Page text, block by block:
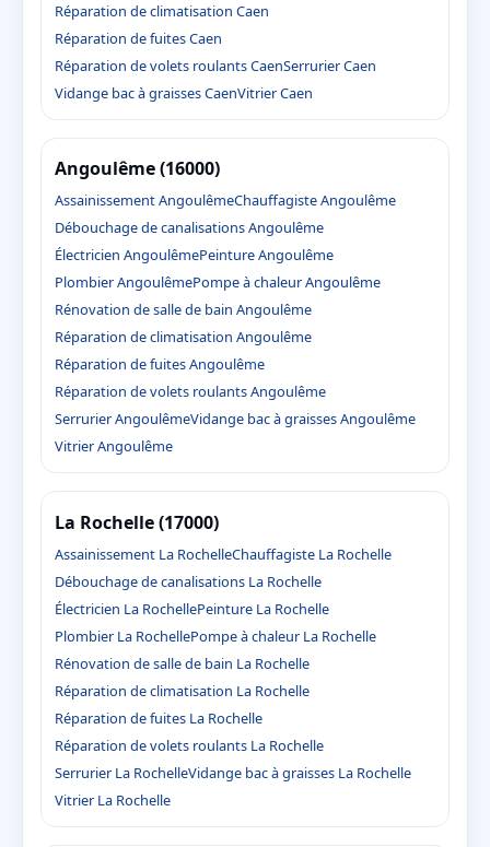
Réparation de climatisation Caen
Réparation de fuites Caen
Réparation de volets roulants CaenSerrurier Caen
Vidange bac à graisses CaenVitrier Caen
Angoulême (16000)
Assainissement AngoulêmeChauffagiste Angoulême
Débouchage de canalisations Angoulême
Électricien AngoulêmePeinture Angoulême
Plombier AngoulêmePompe à chaleur Angoulême
Rénovation de salle de bain Angoulême
Réparation de climatisation Angoulême
Réparation de fuites Angoulême
Réparation de volets roulants Angoulême
Serrurier AngoulêmeVidange bac à graisses Angoulême
Vitrier Angoulême
La Rochelle (17000)
Assainissement La RochelleChauffagiste La Rochelle
Débouchage de canalisations La Rochelle
Électricien La RochellePeinture La Rochelle
Plombier La RochellePompe à chaleur La Rochelle
Rénovation de salle de bain La Rochelle
Réparation de climatisation La Rochelle
Réparation de fuites La Rochelle
Réparation de volets roulants La Rochelle
Serrurier La RochelleVidange bac à graisses La Rochelle
Vitrier La Rochelle